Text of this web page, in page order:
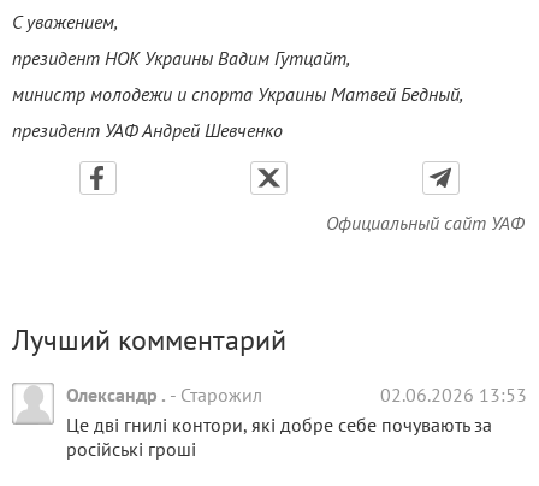
С уважением,
президент НОК Украины Вадим Гутцайт,
министр молодежи и спорта Украины Матвей Бедный,
президент УАФ Андрей Шевченко
Официальный сайт УАФ
Лучший комментарий
Олександр . - Старожил
02.06.2026 13:53
Це дві гнилі контори, які добре себе почувають за
російські гроші